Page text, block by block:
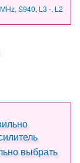
S940, L3 -, L2
выбрать